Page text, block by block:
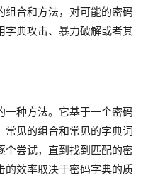
组合和方法，对可能的密码
字典攻击、暴力破解或者其
一种方法。它基于一个密码
常见的组合和常见的字典词
个尝试，直到找到匹配的密
的效率取决于密码字典的质